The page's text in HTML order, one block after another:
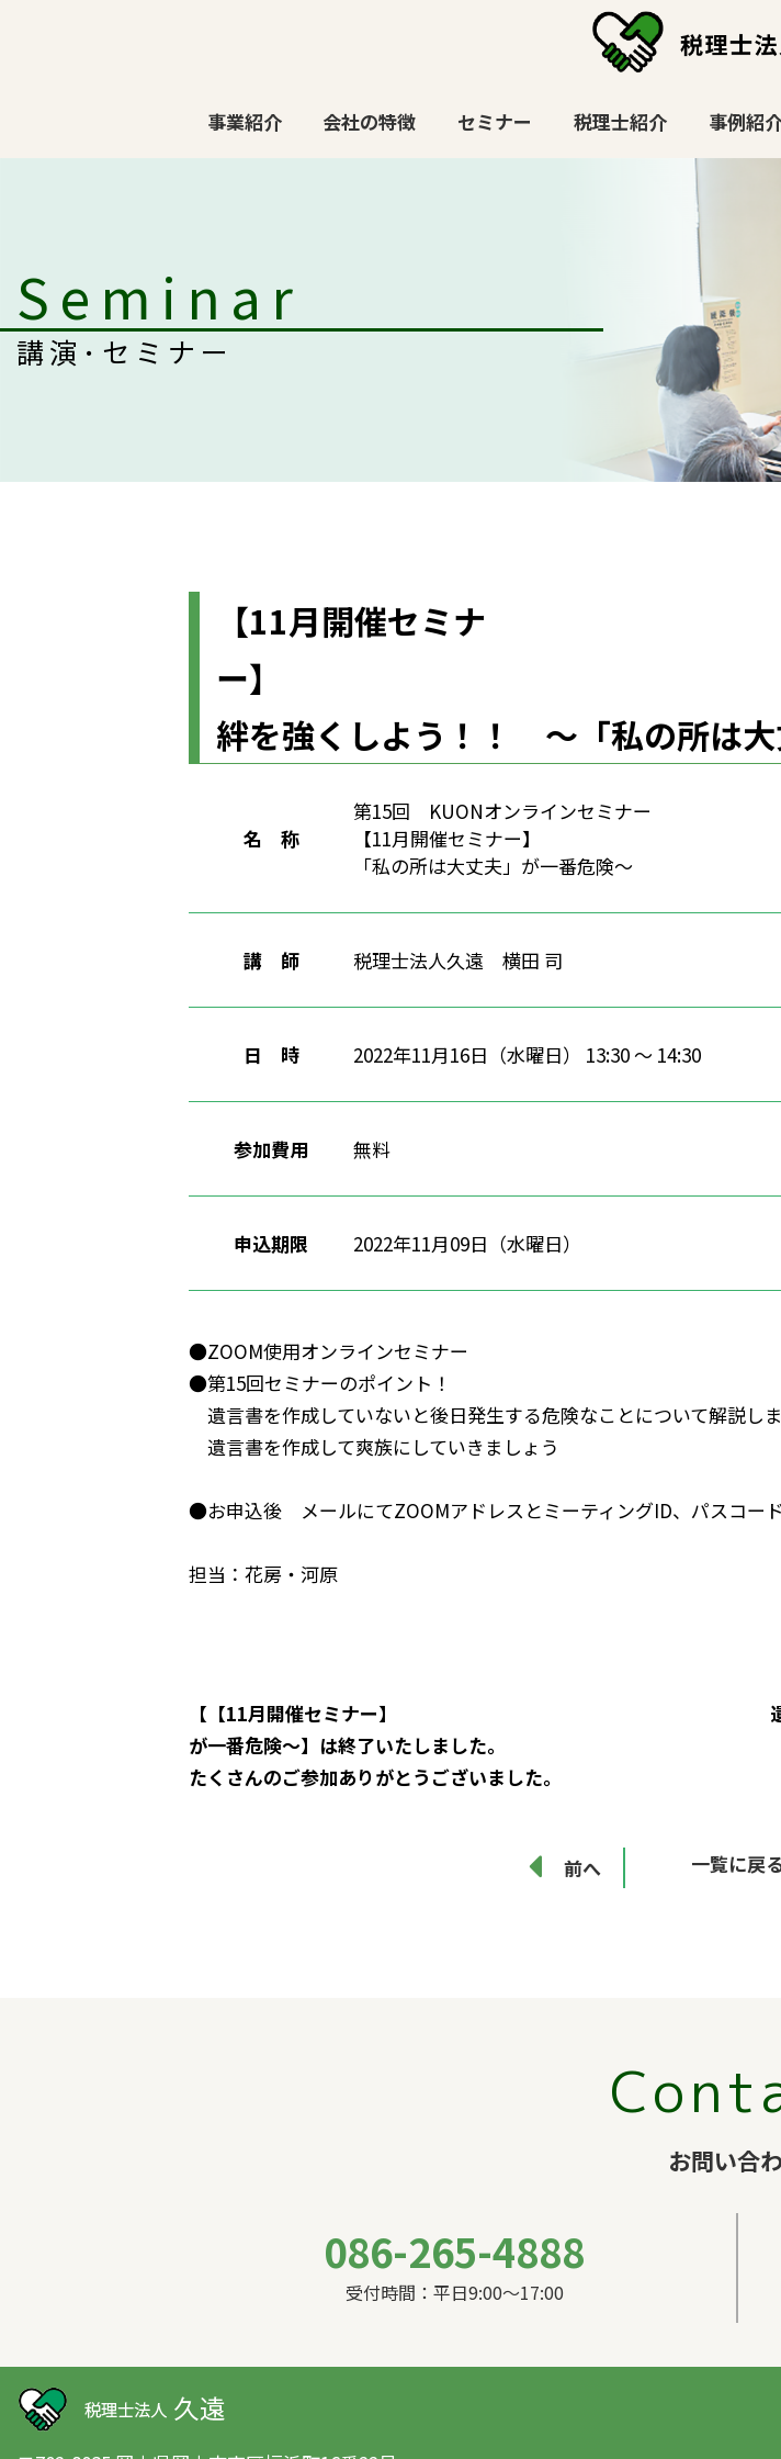
事業紹介 会社の特徴 セミナー 税理士紹介 事例紹
Seminar
講演･セミナー
【11月開催セミナ
ー】 遺言書
絆を強くしよう！！ 〜「私の所は
名 称
第15回 KUONオンラインセミナー
【11月開催セミナー】 遺言
「私の所は大丈夫」が一番危険〜
講 師 税理士法人久遠 横田 司
日 時 2022年11月16日（水曜日） 13:30 ～ 14:30
参加費用 無料
申込期限 2022年11月09日（水曜日）
●ZOOM使用オンラインセミナー
●第15回セミナーのポイント！
遺言書を作成していないと後日発生する危険なことについて解説し
遺言書を作成して爽族にしていきましょう
●お申込後 メールにてZOOMアドレスとミーティングID、パスコード
担当：花房・河原
【【11月開催セミナー】 遺言書で家族の絆
が一番危険〜】は終了いたしました。
たくさんのご参加ありがとうございました。
前へ 一覧に戻
お問い合
086-265-4888
受付時間：平日9:00〜17:00